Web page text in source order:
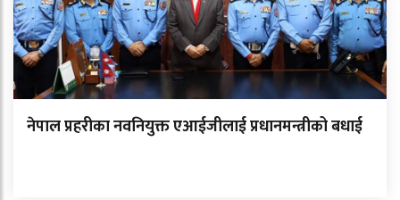
नेपाल प्रहरीका नवनियुक्त एआईजीलाई प्रधानमन्त्रीको बधाई